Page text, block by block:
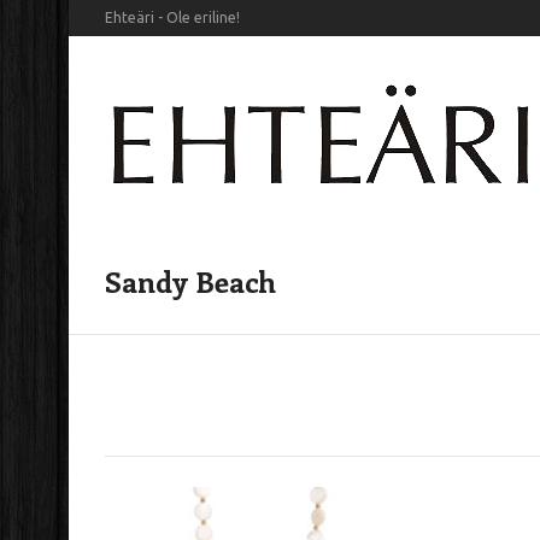
Ehteäri - Ole eriline!
Sandy Beach